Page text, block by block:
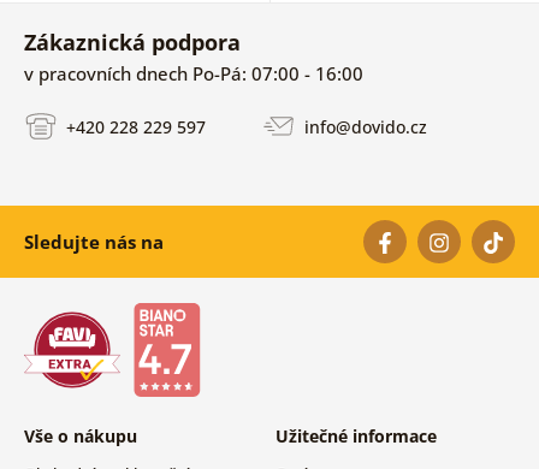
Zákaznická podpora
v pracovních dnech Po-Pá: 07:00 - 16:00
+420 228 229 597 info@dovido.cz
Sledujte nás na
Vše o nákupu Užitečné informace